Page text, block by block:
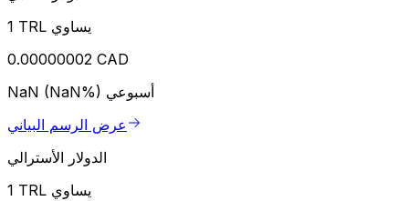
1 TRL يساوي
0.00000002 CAD
NaN (NaN%) أسبوعي
عرض الرسم البياني
الدولار الأسترالي
1 TRL يساوي